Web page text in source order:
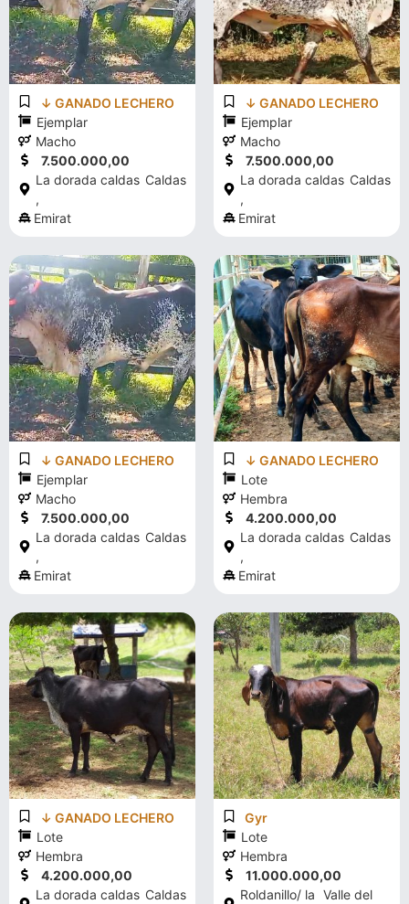
↓ GANADO LECHERO
Ejemplar
Macho
7.500.000,00
La dorada caldas
,
Caldas
Emirat
↓ GANADO LECHERO
Ejemplar
Macho
7.500.000,00
La dorada caldas
,
Caldas
Emirat
↓ GANADO LECHERO
Ejemplar
Macho
7.500.000,00
La dorada caldas
,
Caldas
Emirat
↓ GANADO LECHERO
Lote
Hembra
4.200.000,00
La dorada caldas
,
Caldas
Emirat
↓ GANADO LECHERO
Lote
Hembra
4.200.000,00
La dorada caldas Caldas
Gyr
Lote
Hembra
11.000.000,00
Roldanillo/ la Valle del